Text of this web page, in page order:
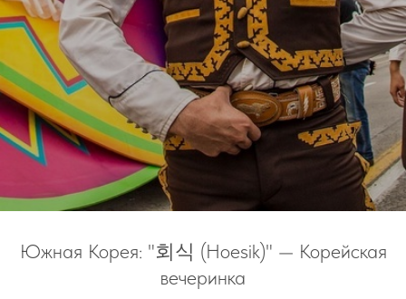
Южная Корея: "회식 (Hoesik)" — Корейская
вечеринка